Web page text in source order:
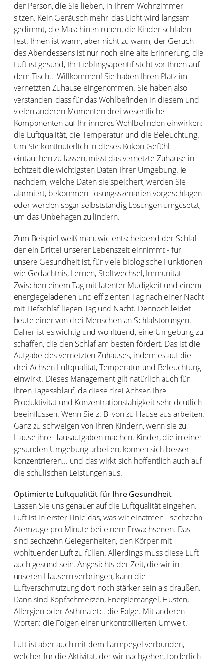
der Person, die Sie lieben, in Ihrem Wohnzimmer
sitzen. Kein Geräusch mehr, das Licht wird langsam
gedimmt, die Maschinen ruhen, die Kinder schlafen
fest. Ihnen ist warm, aber nicht zu warm, der Geruch
des Abendessens ist nur noch eine alte Erinnerung, die
Luft ist gesund, Ihr Lieblingsaperitif steht vor Ihnen auf
dem Tisch... Willkommen! Sie haben Ihren Platz im
vernetzten Zuhause eingenommen. Sie haben also
verstanden, dass für das Wohlbefinden in diesem und
vielen anderen Momenten drei wesentliche
Komponenten auf Ihr inneres Wohlbefinden einwirken:
die Luftqualität, die Temperatur und die Beleuchtung.
Um Sie kontinuierlich in dieses Kokon-Gefühl
eintauchen zu lassen, misst das vernetzte Zuhause in
Echtzeit die wichtigsten Daten Ihrer Umgebung. Je
nachdem, welche Daten sie speichert, werden Sie
alarmiert, bekommen Lösungsszenarien vorgeschlagen
oder werden sogar selbstständig Lösungen umgesetzt,
um das Unbehagen zu lindern.
Zum Beispiel weiß man, wie entscheidend der Schlaf -
der ein Drittel unserer Lebenszeit einnimmt - für
unsere Gesundheit ist, für viele biologische Funktionen
wie Gedächtnis, Lernen, Stoffwechsel, Immunität!
Zwischen einem Tag mit latenter Müdigkeit und einem
energiegeladenen und effizienten Tag nach einer Nacht
mit Tiefschlaf liegen Tag und Nacht. Dennoch leidet
heute einer von drei Menschen an Schlafstörungen.
Daher ist es wichtig und wohltuend, eine Umgebung zu
schaffen, die den Schlaf am besten fördert. Das ist die
Aufgabe des vernetzten Zuhauses, indem es auf die
drei Achsen Luftqualität, Temperatur und Beleuchtung
einwirkt. Dieses Management gilt natürlich auch für
Ihren Tagesablauf, da diese drei Achsen Ihre
Produktivität und Konzentrationsfähigkeit sehr deutlich
beeinflussen. Wenn Sie z. B. von zu Hause aus arbeiten.
Ganz zu schweigen von Ihren Kindern, wenn sie zu
Hause ihre Hausaufgaben machen. Kinder, die in einer
gesunden Umgebung arbeiten, können sich besser
konzentrieren... und das wirkt sich hoffentlich auch auf
die schulischen Leistungen aus.
Optimierte Luftqualität für Ihre Gesundheit
Lassen Sie uns genauer auf die Luftqualität eingehen.
Luft ist in erster Linie das, was wir einatmen - sechzehn
Atemzüge pro Minute bei einem Erwachsenen. Das
sind sechzehn Gelegenheiten, den Körper mit
wohltuender Luft zu füllen. Allerdings muss diese Luft
auch gesund sein. Angesichts der Zeit, die wir in
unseren Häusern verbringen, kann die
Luftverschmutzung dort noch stärker sein als draußen.
Dann sind Kopfschmerzen, Energiemangel, Husten,
Allergien oder Asthma etc. die Folge. Mit anderen
Worten: die Folgen einer unkontrollierten Umwelt.
Luft ist aber auch mit dem Lärmpegel verbunden,
welcher für die Aktivität, der wir nachgehen, förderlich